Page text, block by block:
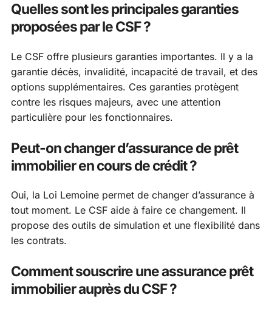
Quelles sont les principales garanties
proposées par le CSF ?
Le CSF offre plusieurs garanties importantes. Il y a la
garantie décès, invalidité, incapacité de travail, et des
options supplémentaires. Ces garanties protègent
contre les risques majeurs, avec une attention
particulière pour les fonctionnaires.
Peut-on changer d’assurance de prêt
immobilier en cours de crédit ?
Oui, la Loi Lemoine permet de changer d’assurance à
tout moment. Le CSF aide à faire ce changement. Il
propose des outils de simulation et une flexibilité dans
les contrats.
Comment souscrire une assurance prêt
immobilier auprès du CSF ?